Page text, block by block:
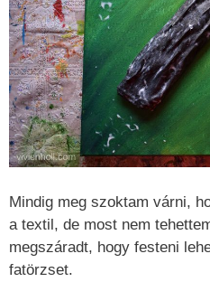
Mindig meg szoktam várni,
a textil, de most nem
megszáradt, hogy festeni
fatörzset.